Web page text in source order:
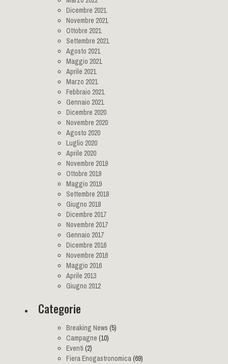
Dicembre 2021
Novembre 2021
Ottobre 2021
Settembre 2021
Agosto 2021
Maggio 2021
Aprile 2021
Marzo 2021
Febbraio 2021
Gennaio 2021
Dicembre 2020
Novembre 2020
Agosto 2020
Luglio 2020
Aprile 2020
Novembre 2019
Ottobre 2019
Maggio 2019
Settembre 2018
Giugno 2018
Dicembre 2017
Novembre 2017
Gennaio 2017
Dicembre 2016
Novembre 2016
Maggio 2016
Aprile 2013
Giugno 2012
Categorie
Breaking News (5)
Campagne (10)
Eventi (2)
Fiera Enogastronomica(69)